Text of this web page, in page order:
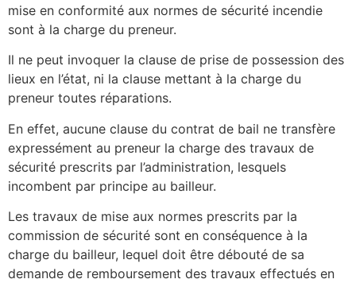
mise en conformité aux normes de sécurité incendie
sont à la charge du preneur.
Il ne peut invoquer la clause de prise de possession des
lieux en l’état, ni la clause mettant à la charge du
preneur toutes réparations.
En effet, aucune clause du contrat de bail ne transfère
expressément au preneur la charge des travaux de
sécurité prescrits par l’administration, lesquels
incombent par principe au bailleur.
Les travaux de mise aux normes prescrits par la
commission de sécurité sont en conséquence à la
charge du bailleur, lequel doit être débouté de sa
demande de remboursement des travaux effectués en